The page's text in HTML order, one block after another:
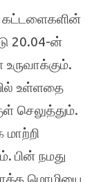
கட்டளைகளின்
20.04-ன்
உருவாக்கும்.
உள்ளதை
செலுத்தும்.
. பின் நமது
மொழியை